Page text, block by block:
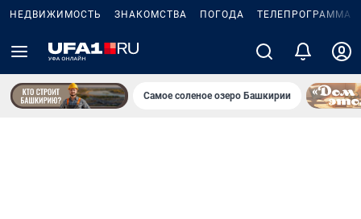
НЕДВИЖИМОСТЬ ЗНАКОМСТВА ПОГОДА ТЕЛЕПРОГРАММА
Самое соленое озеро Башкирии